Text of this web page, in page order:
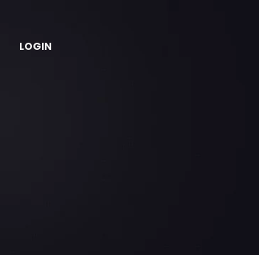
LOGIN